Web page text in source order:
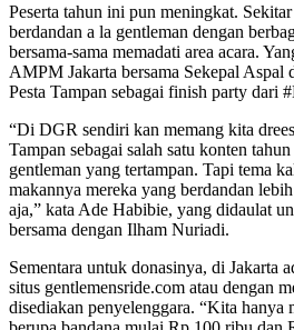
Peserta tahun ini pun meningkat.
berdandan a la gentleman dengan
bersama-sama memadati area acara.
AMPM Jakarta bersama Sekepal Aspal
Pesta Tampan sebagai finish party dari
“Di DGR sendiri kan memang kita
Tampan sebagai salah satu konten
gentleman yang tertampan. Tapi tema
makannya mereka yang berdandan
aja,” kata Ade Habibie, yang didaulat
bersama dengan Ilham Nuriadi.
Sementara untuk donasinya, di Jakarta
situs gentlemensride.com atau dengan
disediakan penyelenggara. “Kita hanya